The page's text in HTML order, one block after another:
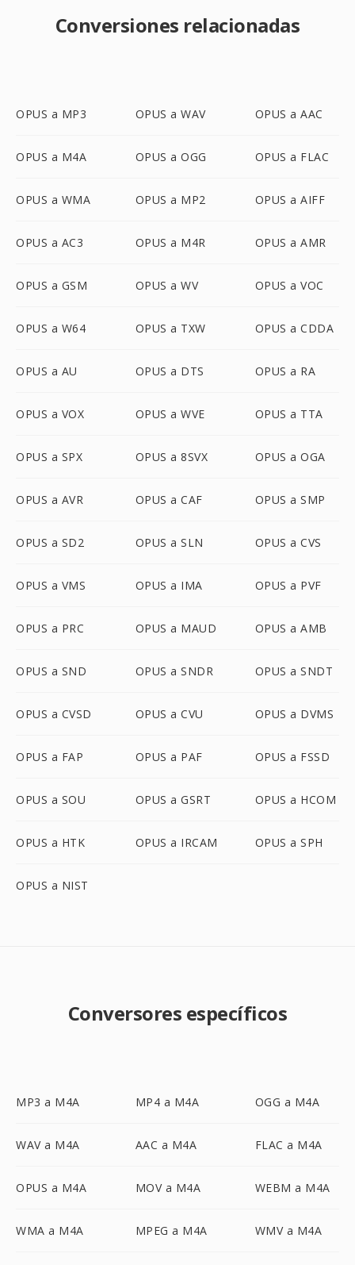
Conversiones relacionadas
OPUS a MP3 OPUS a WAV OPUS a AAC
OPUS a M4A OPUS a OGG OPUS a FLAC
OPUS a WMA OPUS a MP2 OPUS a AIFF
OPUS a AC3 OPUS a M4R OPUS a AMR
OPUS a GSM OPUS a WV OPUS a VOC
OPUS a W64 OPUS a TXW OPUS a CDDA
OPUS a AU OPUS a DTS OPUS a RA
OPUS a VOX OPUS a WVE OPUS a TTA
OPUS a SPX OPUS a 8SVX OPUS a OGA
OPUS a AVR OPUS a CAF OPUS a SMP
OPUS a SD2 OPUS a SLN OPUS a CVS
OPUS a VMS OPUS a IMA OPUS a PVF
OPUS a PRC OPUS a MAUD OPUS a AMB
OPUS a SND OPUS a SNDR OPUS a SNDT
OPUS a CVSD OPUS a CVU OPUS a DVMS
OPUS a FAP OPUS a PAF OPUS a FSSD
OPUS a SOU OPUS a GSRT OPUS a HCOM
OPUS a HTK OPUS a IRCAM OPUS a SPH
OPUS a NIST
Conversores específicos
MP3 a M4A MP4 a M4A OGG a M4A
WAV a M4A AAC a M4A FLAC a M4A
OPUS a M4A MOV a M4A WEBM a M4A
WMA a M4A MPEG a M4A WMV a M4A